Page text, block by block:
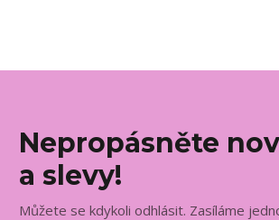
Nepropásněte
a slevy!
Můžete se kdykoli odhlásit. Zasíláme